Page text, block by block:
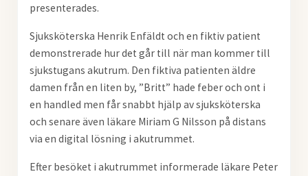
presenterades.
Sjuksköterska Henrik Enfäldt och en fiktiv patient
demonstrerade hur det går till när man kommer till
sjukstugans akutrum. Den fiktiva patienten äldre
damen från en liten by, ”Britt” hade feber och ont i
en handled men får snabbt hjälp av sjuksköterska
och senare även läkare Miriam G Nilsson på distans
via en digital lösning i akutrummet.
Efter besöket i akutrummet informerade läkare Peter